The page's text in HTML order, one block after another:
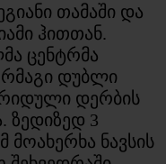
თამაში და
ჰითთან.
ცენტრმა
დუბლი
დერბის
ზედიზედ 3
ნავსის